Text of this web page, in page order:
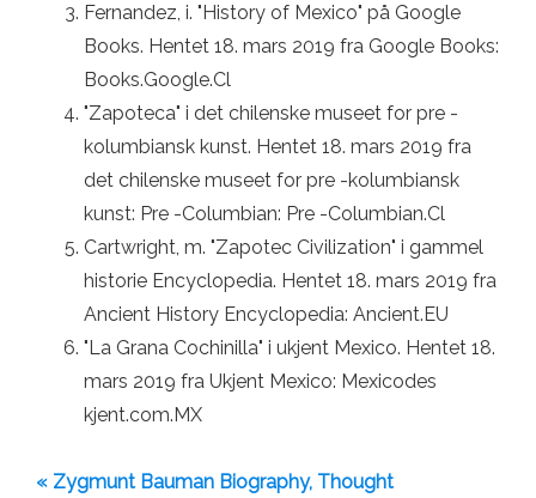
Fernandez, i. "History of Mexico" på Google
Books. Hentet 18. mars 2019 fra Google Books:
Books.Google.Cl
"Zapoteca" i det chilenske museet for pre -
kolumbiansk kunst. Hentet 18. mars 2019 fra
det chilenske museet for pre -kolumbiansk
kunst: Pre -Columbian: Pre -Columbian.Cl
Cartwright, m. "Zapotec Civilization" i gammel
historie Encyclopedia. Hentet 18. mars 2019 fra
Ancient History Encyclopedia: Ancient.EU
"La Grana Cochinilla" i ukjent Mexico. Hentet 18.
mars 2019 fra Ukjent Mexico: Mexicodes
kjent.com.MX
« Zygmunt Bauman Biography, Thought